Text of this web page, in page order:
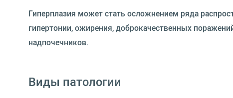
Гиперплазия может стать осложнением ряда
гипертонии, ожирения, доброкачественных
надпочечников.
Виды патологии